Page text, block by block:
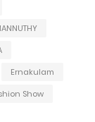
Ernakulam
Show